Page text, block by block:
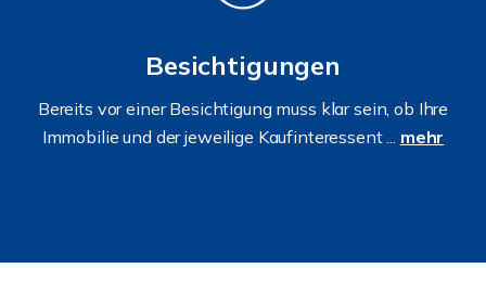
Besichtigungen
Bereits vor einer Besichtigung muss klar sein, ob Ihre
Immobilie und der jeweilige Kaufinteressent ... mehr